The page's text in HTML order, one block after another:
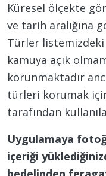
Küresel ölçekte
ve tarih aralığına
Türler
kamuya açık
korunmaktadır
türleri korumak
tarafından
Uygulamaya
içeriği